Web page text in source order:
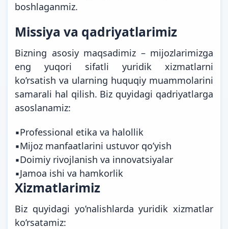
boshlaganmiz.
Missiya va qadriyatlarimiz
Bizning asosiy maqsadimiz – mijozlarimizga
eng yuqori sifatli yuridik xizmatlarni
ko’rsatish va ularning huquqiy muammolarini
samarali hal qilish. Biz quyidagi qadriyatlarga
asoslanamiz:
▪️Professional etika va halollik
▪️Mijoz manfaatlarini ustuvor qo’yish
▪️Doimiy rivojlanish va innovatsiyalar
▪️Jamoa ishi va hamkorlik
Xizmatlarimiz
Biz quyidagi yo’nalishlarda yuridik xizmatlar
ko’rsatamiz: